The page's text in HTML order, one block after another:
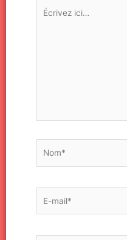
Écrivez
ici…
mail*